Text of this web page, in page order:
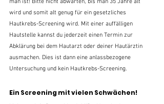
wird und somit alt genug für ein gesetzliches
Hautkrebs-Screening wird. Mit einer auffälligen
Hautstelle kannst du jederzeit einen Termin zur
Abklärung bei dem Hautarzt oder deiner Hautärztin
ausmachen. Dies ist dann eine anlassbezogene
Untersuchung und kein Hautkrebs-Screening.
Ein Screening mit vielen Schwächen!